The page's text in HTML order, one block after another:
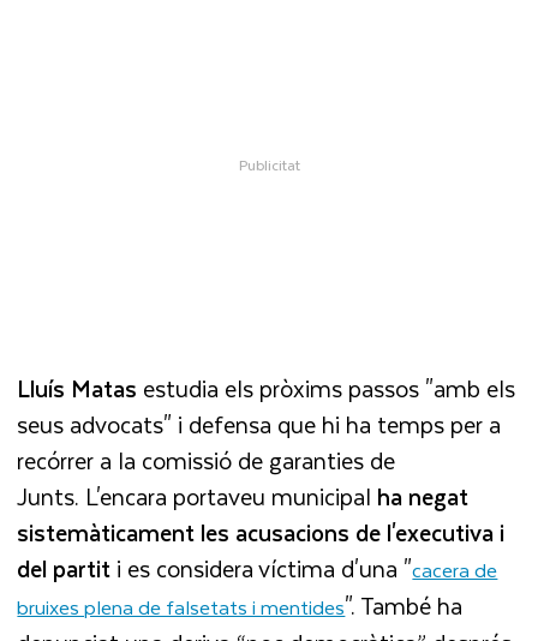
Lluís Matas estudia els pròxims passos "amb els
seus advocats" i defensa que hi ha temps per a
recórrer a la comissió de garanties de
Junts. L'encara portaveu municipal ha negat
sistemàticament les acusacions de l'executiva i
del partiti es considera víctima d'una "cacera de
bruixes plena de falsetats i mentides". També ha